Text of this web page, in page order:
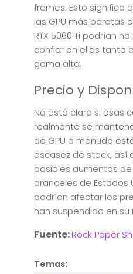
frames. Esto significa
las GPU más baratas
RTX 5060 Ti podrían
confiar en ellas tanto
gama alta.
Precio y
No está claro si esas
realmente se
de GPU a menudo
escasez de stock,
posibles aumentos
aranceles de Estados
podrían afectar los
han suspendido en su
Fuente:Rock Paper
Temas: